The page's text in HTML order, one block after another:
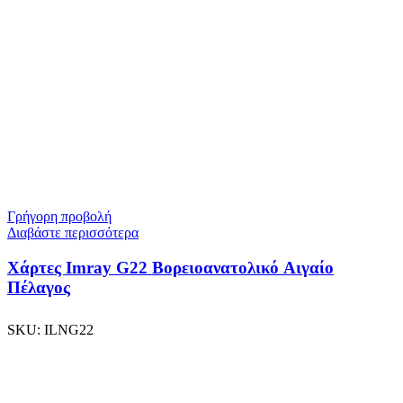
Γρήγορη προβολή
Διαβάστε περισσότερα
Χάρτες Imray G22 Βορειοανατολικό Αιγαίο
Πέλαγος
SKU: ILNG22